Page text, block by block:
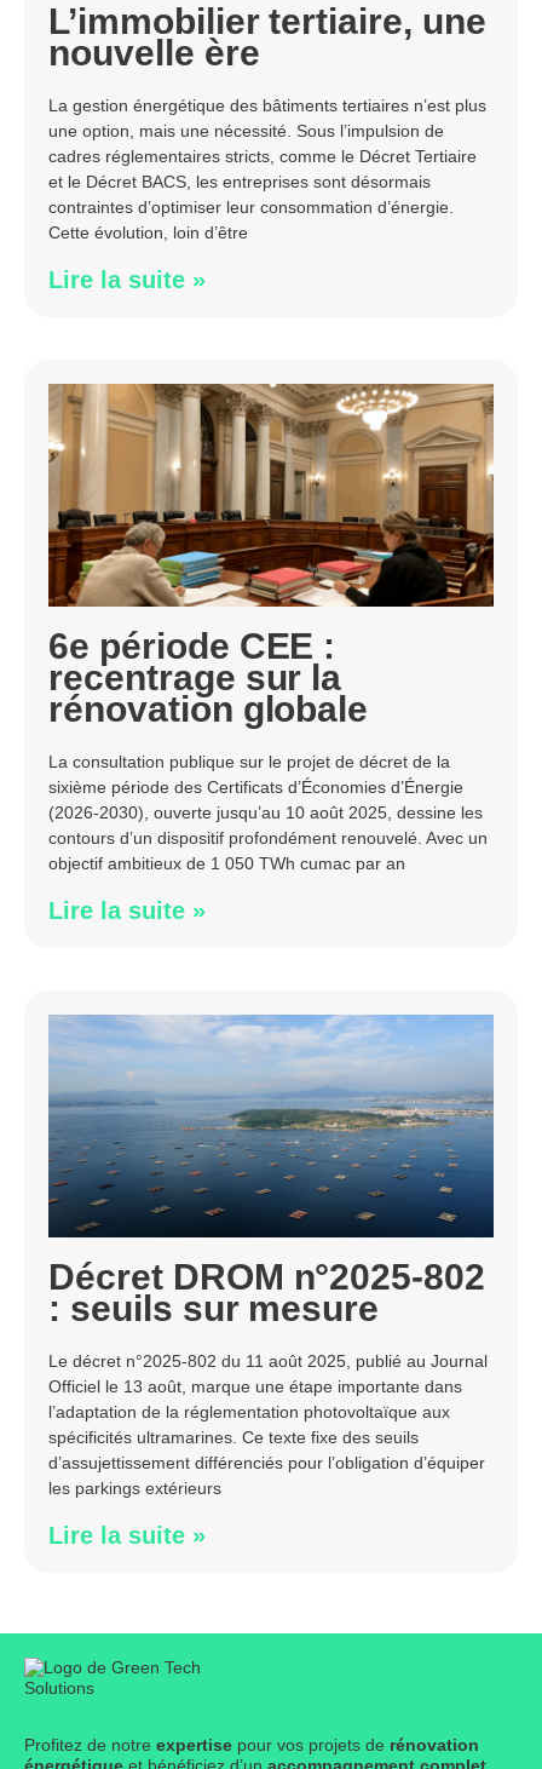
L’immobilier tertiaire, une
nouvelle ère
La gestion énergétique des bâtiments tertiaires n’est plus
une option, mais une nécessité. Sous l’impulsion de
cadres réglementaires stricts, comme le Décret Tertiaire
et le Décret BACS, les entreprises sont désormais
contraintes d’optimiser leur consommation d’énergie.
Cette évolution, loin d’être
Lire la suite »
6e période CEE :
recentrage sur la
rénovation globale
La consultation publique sur le projet de décret de la
sixième période des Certificats d’Économies d’Énergie
(2026-2030), ouverte jusqu’au 10 août 2025, dessine les
contours d’un dispositif profondément renouvelé. Avec un
objectif ambitieux de 1 050 TWh cumac par an
Lire la suite »
Décret DROM n°2025-802
: seuils sur mesure
Le décret n°2025-802 du 11 août 2025, publié au Journal
Officiel le 13 août, marque une étape importante dans
l’adaptation de la réglementation photovoltaïque aux
spécificités ultramarines. Ce texte fixe des seuils
d’assujettissement différenciés pour l’obligation d’équiper
les parkings extérieurs
Lire la suite »
Profitez de notre expertise pour vos projets de rénovation